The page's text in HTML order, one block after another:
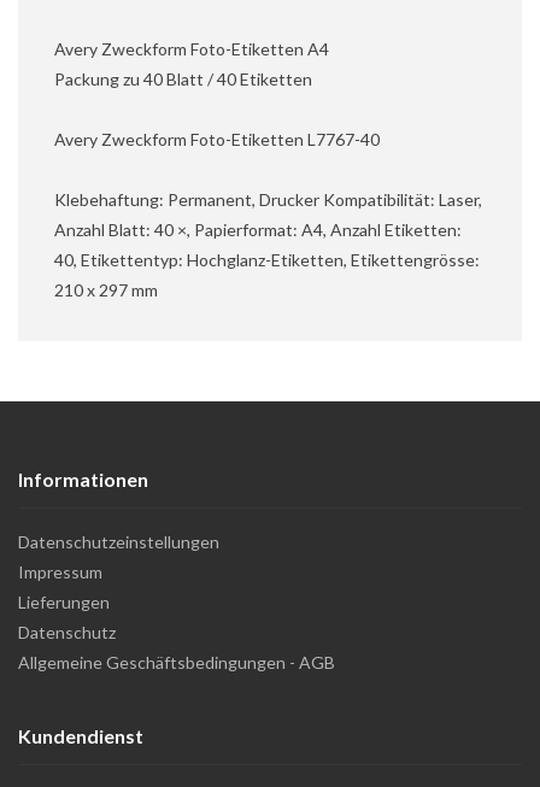
Avery Zweckform Foto-Etiketten A4
Packung zu 40 Blatt / 40 Etiketten
Avery Zweckform Foto-Etiketten L7767-40
Klebehaftung: Permanent, Drucker Kompatibilität: Laser,
Anzahl Blatt: 40 ×, Papierformat: A4, Anzahl Etiketten:
40, Etikettentyp: Hochglanz-Etiketten, Etikettengrösse:
210 x 297 mm
Informationen
Datenschutzeinstellungen
Impressum
Lieferungen
Datenschutz
Allgemeine Geschäftsbedingungen - AGB
Kundendienst